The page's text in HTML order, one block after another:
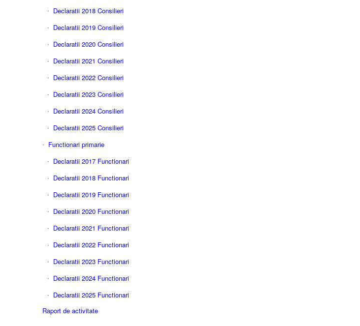
Declaratii 2018 Consilieri
Declaratii 2019 Consilieri
Declaratii 2020 Consilieri
Declaratii 2021 Consilieri
Declaratii 2022 Consilieri
Declaratii 2023 Consilieri
Declaratii 2024 Consilieri
Declaratii 2025 Consilieri
Functionari primarie
Declaratii 2017 Functionari
Declaratii 2018 Functionari
Declaratii 2019 Functionari
Declaratii 2020 Functionari
Declaratii 2021 Functionari
Declaratii 2022 Functionari
Declaratii 2023 Functionari
Declaratii 2024 Functionari
Declaratii 2025 Functionari
Raport de activitate